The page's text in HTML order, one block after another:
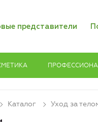
представители
Каталог Уход за